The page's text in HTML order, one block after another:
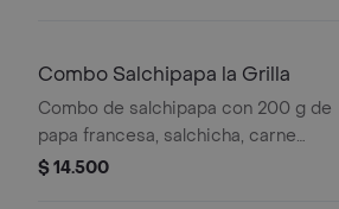
Combo Salchipapa la Grilla
Combo de salchipapa con 200 g de
papa francesa, salchicha, carne
desmechada, tocineta, queso,
$ 14.500